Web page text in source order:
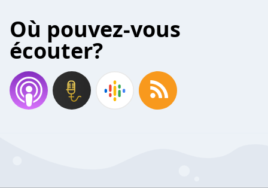
Où pouvez-vous
écouter?